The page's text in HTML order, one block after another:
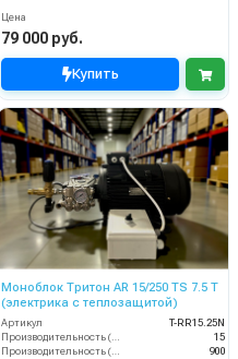
Цена
79 000 руб.
Купить
Моноблок Тритон AR 15/250 TS 7.5 T
(электрика с теплозащитой)
Артикул
T-RR15.25N
Производительность (л/мин)
15
Производительность (л/ч)
900